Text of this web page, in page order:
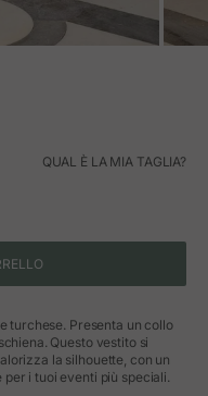
QUAL È LA MIA TAGLIA?
turchese. Presenta un collo
Questo vestito si
la silhouette, con un
i tuoi eventi più speciali.